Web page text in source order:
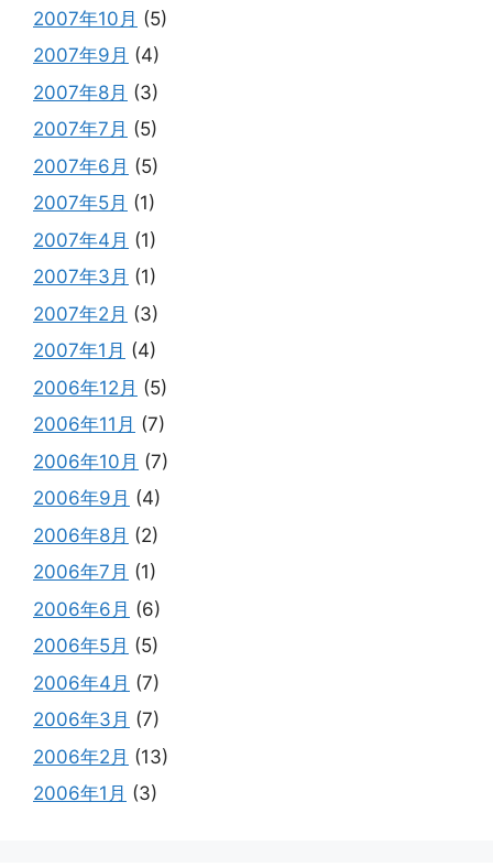
2007年10月 (5)
2007年9月 (4)
2007年8月 (3)
2007年7月 (5)
2007年6月 (5)
2007年5月 (1)
2007年4月 (1)
2007年3月 (1)
2007年2月 (3)
2007年1月 (4)
2006年12月 (5)
2006年11月 (7)
2006年10月 (7)
2006年9月 (4)
2006年8月 (2)
2006年7月 (1)
2006年6月 (6)
2006年5月 (5)
2006年4月 (7)
2006年3月 (7)
2006年2月 (13)
2006年1月 (3)